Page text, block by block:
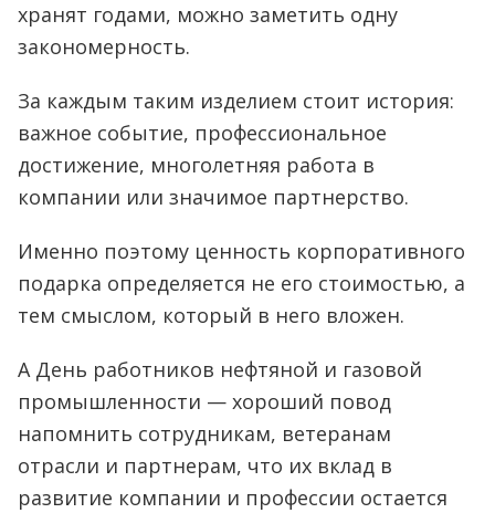
хранят годами, можно заметить одну
закономерность.
За каждым таким изделием стоит история:
важное событие, профессиональное
достижение, многолетняя работа в
компании или значимое партнерство.
Именно поэтому ценность корпоративного
подарка определяется не его стоимостью, а
тем смыслом, который в него вложен.
А День работников нефтяной и газовой
промышленности — хороший повод
напомнить сотрудникам, ветеранам
отрасли и партнерам, что их вклад в
развитие компании и профессии остается